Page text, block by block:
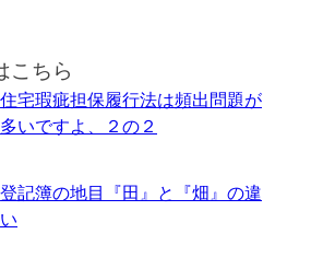
こちら
住宅瑕疵担保履行法は頻出問題が
多いですよ、２の２
登記簿の地目『田』と『畑』の違
い